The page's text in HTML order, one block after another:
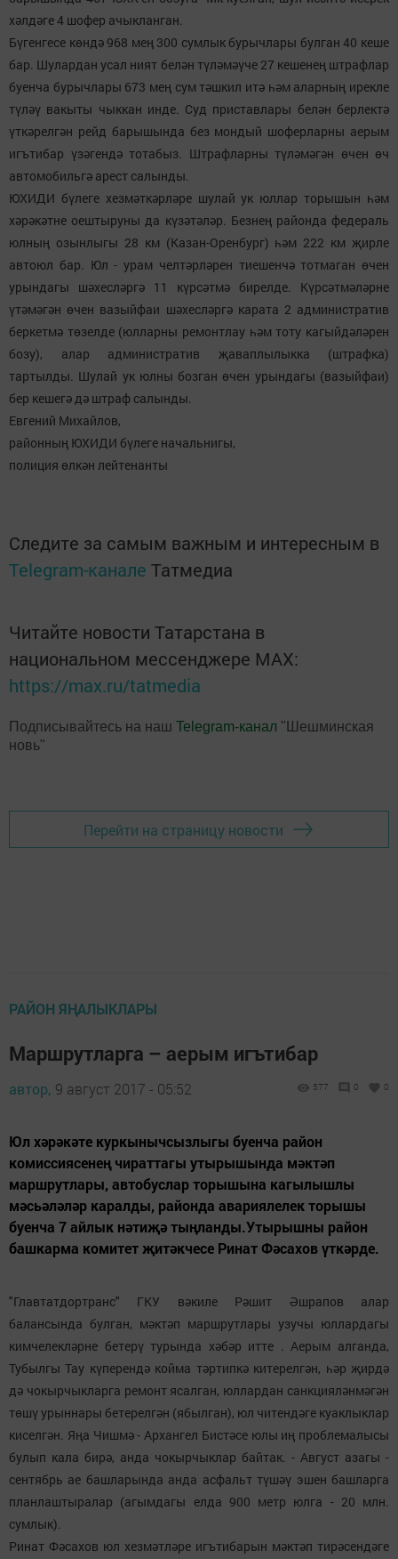
хәлдәге 4 шофер ачыкланган.
Бүгенгесе көндә 968 мең 300 сумлык бурычлары булган 40 кеше
бар. Шулардан усал ният белән түләмәүче 27 кешенең штрафлар
буенча бурычлары 673 мең сум тәшкил итә һәм аларның ирекле
түләү вакыты чыккан инде. Суд приставлары белән берлектә
үткәрелгән рейд барышында без мондый шоферларны аерым
игътибар үзәгендә тотабыз. Штрафларны түләмәгән өчен өч
автомобильгә арест салынды.
ЮХИДИ бүлеге хезмәткәрләре шулай ук юллар торышын һәм
хәрәкәтне оештыруны да күзәтәләр. Безнең районда федераль
юлның озынлыгы 28 км (Казан-Оренбург) һәм 222 км җирле
автоюл бар. Юл - урам челтәрләрен тиешенчә тотмаган өчен
урындагы шәхесләргә 11 күрсәтмә бирелде. Күрсәтмәләрне
үтәмәгән өчен вазыйфаи шәхесләргә карата 2 административ
беркетмә төзелде (юлларны ремонтлау һәм тоту кагыйдәләрен
бозу), алар административ җаваплылыкка (штрафка)
тартылды. Шулай ук юлны бозган өчен урындагы (вазыйфаи)
бер кешегә дә штраф салынды.
Евгений Михайлов,
районның ЮХИДИ бүлеге начальнигы,
полиция өлкән лейтенанты
Следите за самым важным и интересным в
Telegram-канале Татмедиа
Читайте новости Татарстана в
национальном мессенджере MАХ:
https://max.ru/tatmedia
Подписывайтесь на наш Telegram-канал "Шешминская
новь"
Перейти на страницу новости
РАЙОН ЯҢАЛЫКЛАРЫ
Маршрутларга – аерым игътибар
автор, 9 август 2017 - 05:52 577 0 0
Юл хәрәкәте куркынычсызлыгы буенча район
комиссиясенең чираттагы утырышында мәктәп
маршрутлары, автобуслар торышына кагылышлы
мәсьәләләр каралды, районда авариялелек торышы
буенча 7 айлык нәтиҗә тыңланды.Утырышны район
башкарма комитет җитәкчесе Ринат Фәсахов үткәрде.
"Главтатдортранс" ГКУ вәкиле Рәшит Әшрапов алар
балансында булган, мәктәп маршрутлары узучы юллардагы
кимчелекләрне бетерү турында хәбәр итте . Аерым алганда,
Тубылгы Тау күперендә койма тәртипкә китерелгән, һәр җирдә
дә чокырчыкларга ремонт ясалган, юллардан санкцияләнмәгән
төшү урыннары бетерелгән (ябылган), юл читендәге куаклыклар
киселгән. Яңа Чишмә - Архангел Бистәсе юлы иң проблемалысы
булып кала бирә, анда чокырчыклар байтак. - Август азагы -
сентябрь ае башларында анда асфальт түшәү эшен башларга
планлаштыралар (агымдагы елда 900 метр юлга - 20 млн.
сумлык).
Ринат Фәсахов юл хезмәтләре игътибарын мәктәп тирәсендәге